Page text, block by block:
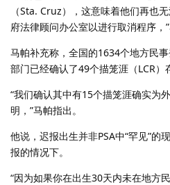
（Sta. Cruz），这意味着他们再也
府法律顾问办公室以进行取消程序，
马帕补充称，全国的1634个地方民
部门已经确认了49个描笼涯（LCR）
“我们确认其中有15个描笼涯确实为
明，”马帕指出。
他说，迟报出生并非PSA中“罕见”的
报的情况下。
“因为如果你在出生30天内未在地方